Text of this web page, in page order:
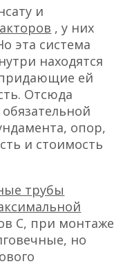
и
, у них
эта система
находятся
ей
Отсюда
опор,
и стоимость
трубы
С, при монтаже
но